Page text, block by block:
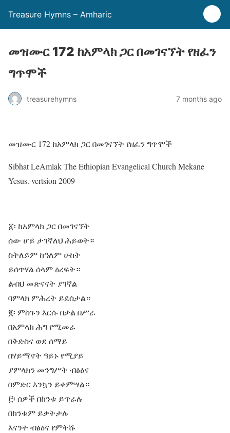
Treasure Hymns – Amharic
መዝሙር 172 ከአምላክ ጋር በመገናኘት የዘፈን
ግጥሞች
treasurehymns 7 months ago
መዝሙር 172 ከአምላክ ጋር በመገናኘት የዘፈን ግጥሞች
Sibhat LeAmlak The Ethiopian Evangelical Church Mekane
Yesus. vertsion 2009
፩፡ ከአምላክ ጋር በመገናኘት
ሰው ሆይ ታገኛለህ ሕይወት።
ስትለይም ከዓለም ሁከት
ይሰጥሃል ሰላም ዕረፍት።
ልብህ መጽናናት ያገኛል
ባምላክ ምሕረት ይደሰታል።
፪፡ ምስጉን እርሱ በቃል በሥራ
በአምላክ ሕግ የሚመራ
በቅድስና ወደ ሰማይ
በሃይማኖት ዓይኑ የሚያይ
ያምላክን መንግሥት ብፅዕና
በምድር እንኳን ይቀምሣል።
፫፡ ሰዎች በከንቱ ይጥራሉ
በከንቱም ይቃትታሉ
እናንተ ብፅዕና የምትሹ